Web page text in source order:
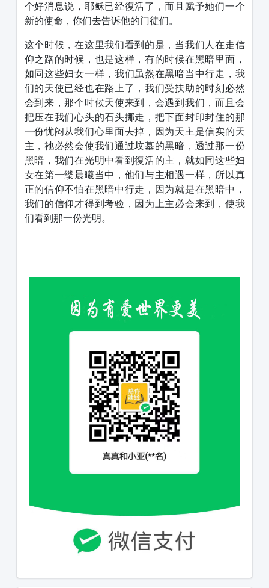
个好消息说，耶稣已经復活了，而且赋予她们一个
新的使命，你们去告诉他的门徒们。
这个时候，在这里我们看到的是，当我们人在走信
仰之路的时候，也是这样，有的时候在黑暗里面，
如同这些妇女一样，我们虽然在黑暗当中行走，我
们的天使已经也在路上了，我们受扶助的时刻必然
会到来，那个时候天使来到，会遇到我们，而且会
把压在我们心头的石头挪走，把下面封印封住的那
一份忧闷从我们心里面去掉，因为天主是信实的天
主，祂必然会使我们通过坟墓的黑暗，透过那一份
黑暗，我们在光明中看到復活的主，就如同这些妇
女在第一缕晨曦当中，他们与主相遇一样，所以真
正的信仰不怕在黑暗中行走，因为就是在黑暗中，
我们的信仰才得到考验，因为上主必会来到，使我
们看到那一份光明。